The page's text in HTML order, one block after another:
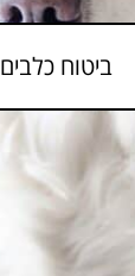
ביטוח כלבים